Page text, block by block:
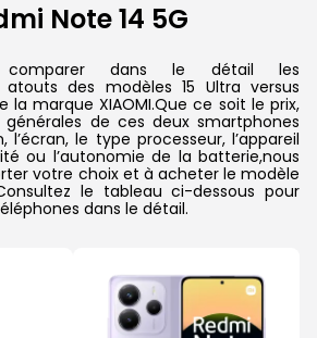
Note 14 5G
comparer dans le détail les
des modèles 15 Ultra versus
la marque XIAOMI.Que ce soit le prix,
de ces deux smartphones
le type processeur, l’appareil
ou l’autonomie de la batterie,nous
votre choix et à acheter le modèle
le tableau ci-dessous pour
dans le détail.